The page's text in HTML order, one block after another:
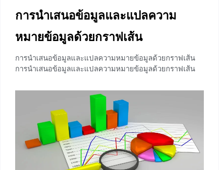
การนำเสนอข้อมูลและแปลความ
หมายข้อมูลด้วยกราฟเส้น
การนำเสนอข้อมูลและแปลความหมายข้อมูลด้วยกราฟเส้น
การนำเสนอข้อมูลและแปลความหมายข้อมูลด้วยกราฟเส้น
ข้อมูลที่ได้จากการเก็บรวบรวมข้อมูล โดยเรียงข้อมูลตาม
ลำดับก่อนหลังของเวลาที่ข้อมูลนั้น ๆ เกิดขึ้น ทำให้เห็นเเนว
โน้มของข้อมูลเเละช่วยให้เห็นการเปลี่ยนเเปลงของข้อมูลได้
อย่างรวดเร็ว รวมไปถึงเเสดงถึงความสัมพันธ์ต่าง ๆ ของข้อมูล
ซึ่งสามารถนำไปใช้ในการพยากรณ์เกี่ยวกับข้อมูลนั้น ๆ ได้ ตัว
อย่างรูปเเบบของกราฟเส้นที่สามารถพบเห็นได้ทั่วไปในชีวิต
ประจำวัน ตัวอย่างการนำเสนอข้อมูลเเละเเปลความหมาย
ข้อมูลด้วยกราฟเส้น ตัวอย่างที่ 1 จงเขียนกราฟเเสดงจำนวน